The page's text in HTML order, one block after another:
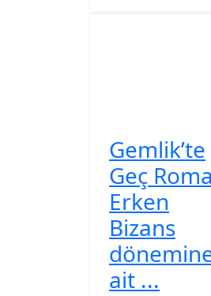
Gemlik’te
Geç
Erken
Bizans
ait ...